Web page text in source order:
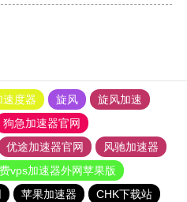
速度器 旋风
旋风加速
狗急加速器官网
优途加速器官网
风驰加速器
vps加速器外网苹果版
苹果加速器
CHK下载站